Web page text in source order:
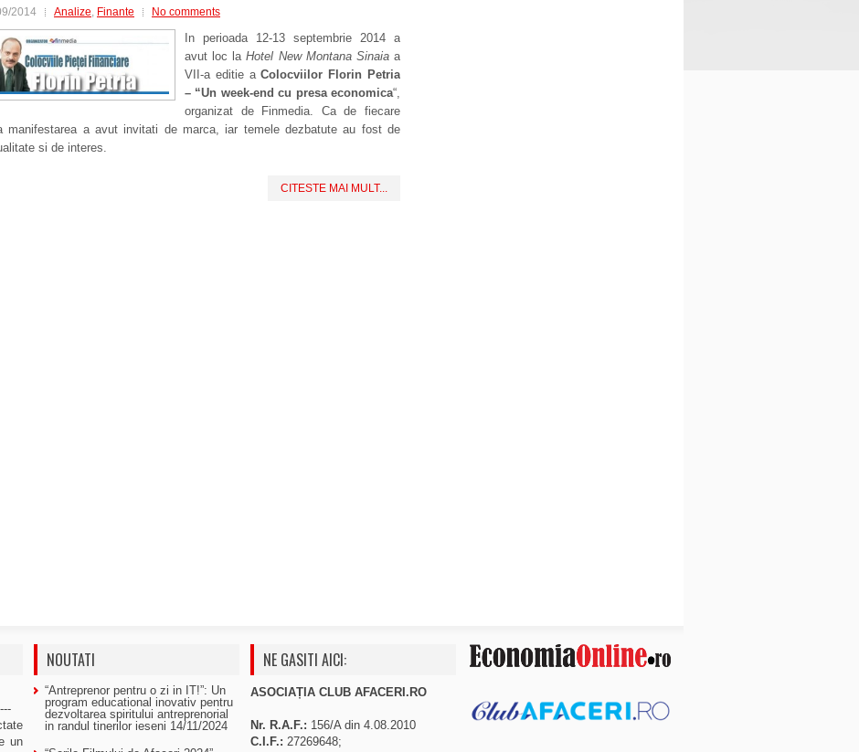
2014 Analize, Finante No comments
In perioada 12-13 septembrie 2014 a
avut loc laHotel New Montana Sinaiaa
VII-a editie aColocviilor Florin Petria
– “Un week-end cu presa economica“,
organizat de Finmedia. Ca de fiecare
manifestarea a avut invitati de marca, iar temele dezbatute au fost de
si de interes.
CITESTE MAI MULT...
un
NOUTATI
“Antreprenor pentru o zi in IT!”: Un
program educational inovativ pentru
dezvoltarea spiritului antreprenorial
in randul tinerilor ieseni 14/11/2024
NE GASITI AICI:
ASOCIAȚIA CLUB AFACERI.RO
Nr. R.A.F.: 156/A din 4.08.2010
C.I.F.: 27269648;